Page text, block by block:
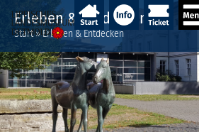
Erleben & Entdecken
Start»Erleben & Entdecken